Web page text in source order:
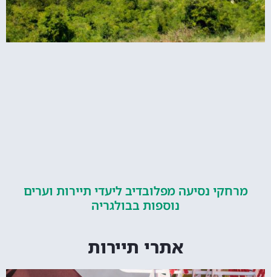
נסיעה מפלובדיב ליעדי תיירות וערים
נוספות בבולגריה
אתרי תיירות